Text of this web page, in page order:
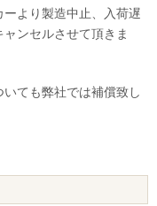
より製造中止、入荷遅
ンセルさせて頂きま
ても弊社では補償致し